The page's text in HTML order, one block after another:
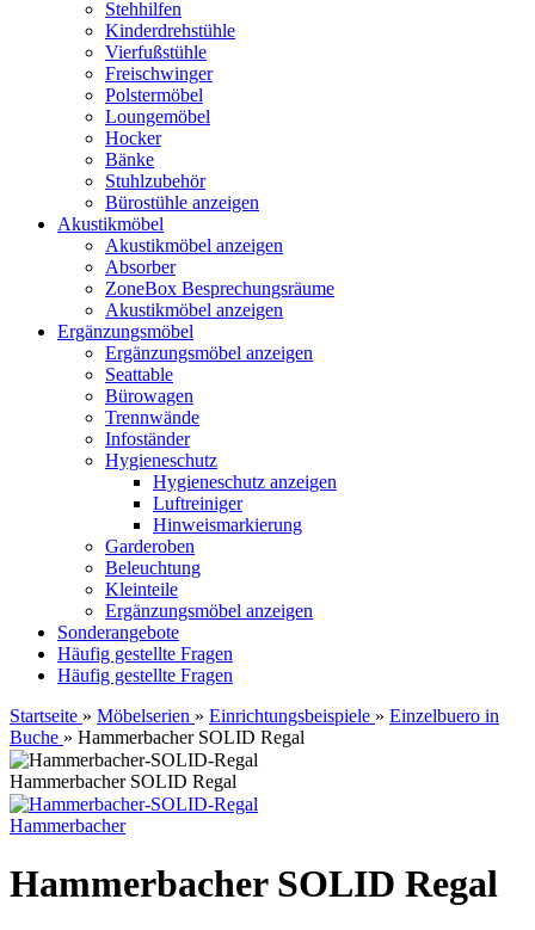
Stehhilfen
Kinderdrehstühle
Vierfußstühle
Freischwinger
Polstermöbel
Loungemöbel
Hocker
Bänke
Stuhlzubehör
Bürostühle anzeigen
Akustikmöbel
Akustikmöbel anzeigen
Absorber
ZoneBox Besprechungsräume
Akustikmöbel anzeigen
Ergänzungsmöbel
Ergänzungsmöbel anzeigen
Seattable
Bürowagen
Trennwände
Infoständer
Hygieneschutz
Hygieneschutz anzeigen
Luftreiniger
Hinweismarkierung
Garderoben
Beleuchtung
Kleinteile
Ergänzungsmöbel anzeigen
Sonderangebote
Häufig gestellte Fragen
Häufig gestellte Fragen
Startseite » Möbelserien » Einrichtungsbeispiele » Einzelbuero in
Buche » Hammerbacher SOLID Regal
Hammerbacher SOLID Regal
Hammerbacher
Hammerbacher SOLID Regal